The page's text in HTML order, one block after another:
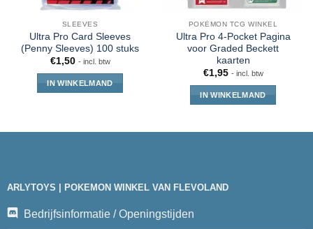
SLEEVES
Ultra Pro Card Sleeves
(Penny Sleeves) 100 stuks
€1,50 - incl. btw
IN WINKELMAND
POKÉMON TCG WINKEL
Ultra Pro 4-Pocket Pagina
voor Graded Beckett
kaarten
€1,95 - incl. btw
IN WINKELMAND
ARLYTOYS | POKEMON WINKEL VAN FLEVOLAND
Bedrijfsinformatie / Openingstijden